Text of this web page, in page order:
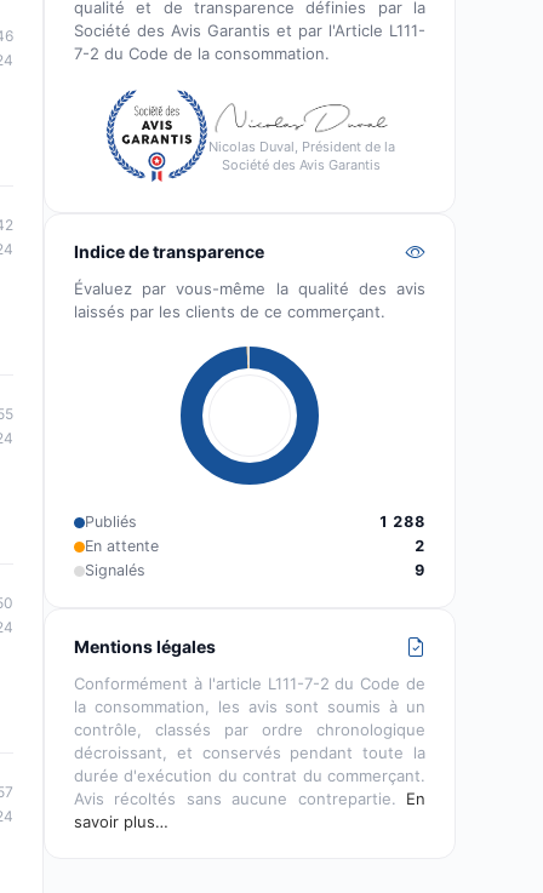
qualité et de transparence définies par la
Société des Avis Garantis et par l'Article L111-
7-2 du Code de la consommation.
Nicolas Duval, Président de la
Société des Avis Garantis
Indice de transparence
Évaluez par vous-même la qualité des avis
laissés par les clients de ce commerçant.
Publiés
1 288
En attente
2
Signalés
9
Mentions légales
Conformément à l'article L111-7-2 du Code de
la consommation, les avis sont soumis à un
contrôle, classés par ordre chronologique
décroissant, et conservés pendant toute la
durée d'exécution du contrat du commerçant.
Avis récoltés sans aucune contrepartie. En
savoir plus…